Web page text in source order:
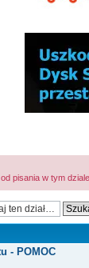
pisania w tym
- POMOC